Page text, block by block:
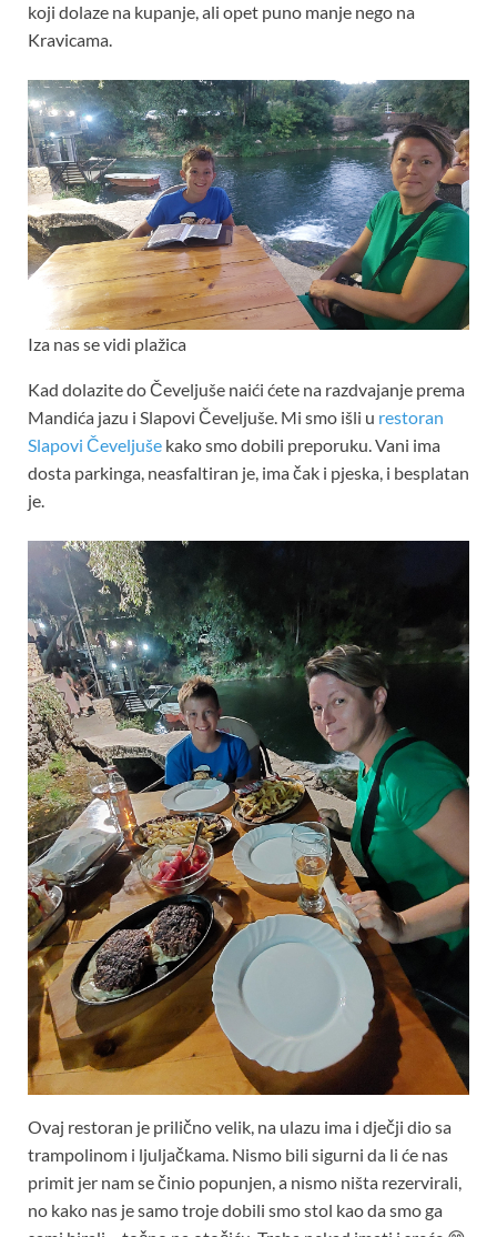
koji dolaze na kupanje, ali opet puno manje nego na
Kravicama.
Iza nas se vidi plažica
Kad dolazite do Čeveljuše naići ćete na razdvajanje prema
Mandića jazu i Slapovi Čeveljuše. Mi smo išli u restoran
Slapovi Čeveljuše kako smo dobili preporuku. Vani ima
dosta parkinga, neasfaltiran je, ima čak i pjeska, i besplatan
je.
Ovaj restoran je prilično velik, na ulazu ima i dječji dio sa
trampolinom i ljuljačkama. Nismo bili sigurni da li će nas
primit jer nam se činio popunjen, a nismo ništa rezervirali,
no kako nas je samo troje dobili smo stol kao da smo ga